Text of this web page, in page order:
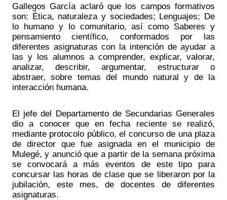
Gallegos García aclaró que los campos formativos
son: Ética, naturaleza y sociedades; Lenguajes; De
lo humano y lo comunitario, así como Saberes y
pensamiento científico, conformados por las
diferentes asignaturas con la intención de ayudar a
las y los alumnos a comprender, explicar, valorar,
analizar, describir, argumentar, estructurar o
abstraer, sobre temas del mundo natural y de la
interacción humana.
El jefe del Departamento de Secundarias Generales
dio a conocer que en fecha reciente se realizó,
mediante protocolo público, el concurso de una plaza
de director que fue asignada en el municipio de
Mulegé, y anunció que a partir de la semana próxima
se convocará a más eventos de este tipo para
concursar las horas de clase que se liberaron por la
jubilación, este mes, de docentes de diferentes
asignaturas.